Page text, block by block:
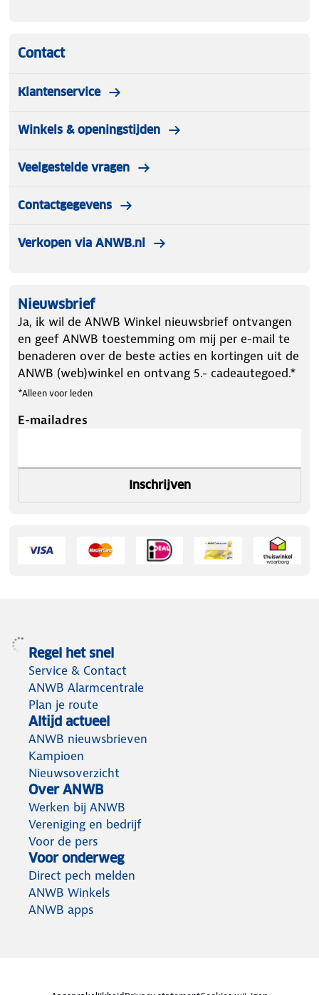
Contact
Klantenservice
Winkels & openingstijden
Veelgestelde vragen
Contactgegevens
Verkopen via ANWB.nl
Nieuwsbrief
Ja, ik wil de ANWB Winkel nieuwsbrief ontvangen
en geef ANWB toestemming om mij per e-mail te
benaderen over de beste acties en kortingen uit de
ANWB (web)winkel en ontvang 5.- cadeautegoed.*
*Alleen voor leden
E-mailadres
Inschrijven
Regel het snel
Service & Contact
ANWB Alarmcentrale
Plan je route
Altijd actueel
ANWB nieuwsbrieven
Kampioen
Nieuwsoverzicht
Over ANWB
Werken bij ANWB
Vereniging en bedrijf
Voor de pers
Voor onderweg
Direct pech melden
ANWB Winkels
ANWB apps